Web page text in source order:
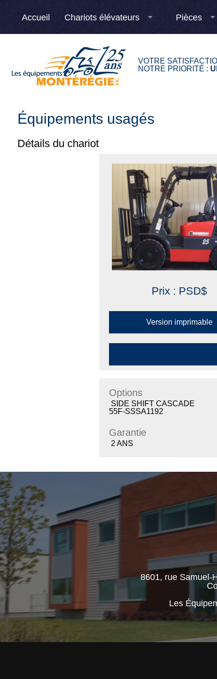
Accueil Chariots élévateurs Pièces
VOTRE
NOTRE PRIORITÉ :
Équipements usagés
Détails du chariot
Prix : PSD$
Version imprimable
Options
SIDE SHIFT CASCADE
55F-SSSA1192
Garantie
2 ANS
8601, rue Samuel-
Les